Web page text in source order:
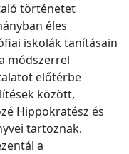
történetet
éles
iskolák tanításain
módszerrel
előtérbe
között,
Hippokratész és
tartoznak.
a